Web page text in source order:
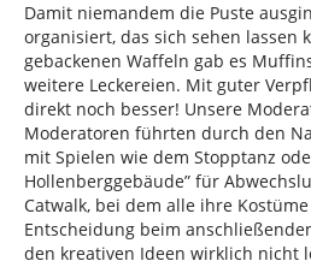
Damit niemandem die Puste
organisiert, das sich sehen lassen
gebackenen Waffeln gab es
weitere Leckereien. Mit guter
direkt noch besser! Unsere
Moderatoren führten durch den
mit Spielen wie dem Stopptanz
Hollenberggebäude” für
Catwalk, bei dem alle ihre
Entscheidung beim
den kreativen Ideen wirklich nicht